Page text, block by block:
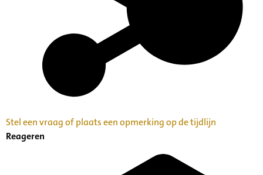
Stel een vraag of plaats een opmerking op de tijdlijn
Reageren